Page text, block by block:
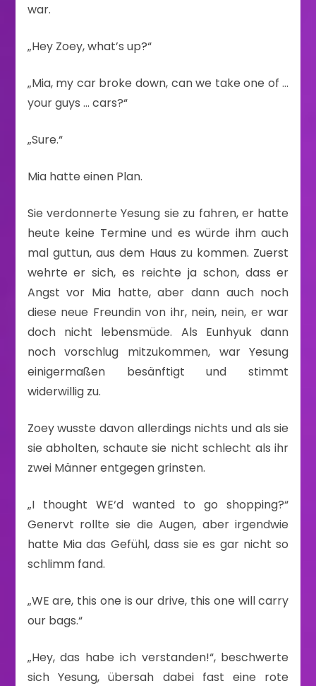
war.
„Hey Zoey, what’s up?“
„Mia, my car broke down, can we take one of …
your guys … cars?“
„Sure.“
Mia hatte einen Plan.
Sie verdonnerte Yesung sie zu fahren, er hatte
heute keine Termine und es würde ihm auch
mal guttun, aus dem Haus zu kommen. Zuerst
wehrte er sich, es reichte ja schon, dass er
Angst vor Mia hatte, aber dann auch noch
diese neue Freundin von ihr, nein, nein, er war
doch nicht lebensmüde. Als Eunhyuk dann
noch vorschlug mitzukommen, war Yesung
einigermaßen besänftigt und stimmt
widerwillig zu.
Zoey wusste davon allerdings nichts und als sie
sie abholten, schaute sie nicht schlecht als ihr
zwei Männer entgegen grinsten.
„I thought WE‘d wanted to go shopping?“
Genervt rollte sie die Augen, aber irgendwie
hatte Mia das Gefühl, dass sie es gar nicht so
schlimm fand.
„WE are, this one is our drive, this one will carry
our bags.“
„Hey, das habe ich verstanden!“, beschwerte
sich Yesung, übersah dabei fast eine rote